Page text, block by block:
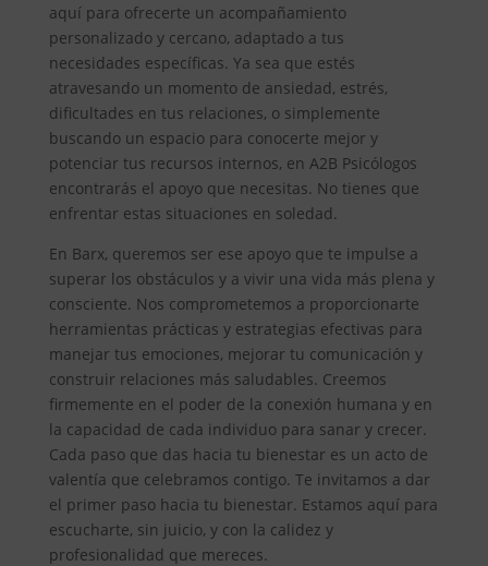
aquí para ofrecerte un acompañamiento
personalizado y cercano, adaptado a tus
necesidades específicas. Ya sea que estés
atravesando un momento de ansiedad, estrés,
dificultades en tus relaciones, o simplemente
buscando un espacio para conocerte mejor y
potenciar tus recursos internos, en A2B Psicólogos
encontrarás el apoyo que necesitas. No tienes que
enfrentar estas situaciones en soledad.
En Barx, queremos ser ese apoyo que te impulse a
superar los obstáculos y a vivir una vida más plena y
consciente. Nos comprometemos a proporcionarte
herramientas prácticas y estrategias efectivas para
manejar tus emociones, mejorar tu comunicación y
construir relaciones más saludables. Creemos
firmemente en el poder de la conexión humana y en
la capacidad de cada individuo para sanar y crecer.
Cada paso que das hacia tu bienestar es un acto de
valentía que celebramos contigo. Te invitamos a dar
el primer paso hacia tu bienestar. Estamos aquí para
escucharte, sin juicio, y con la calidez y
profesionalidad que mereces.